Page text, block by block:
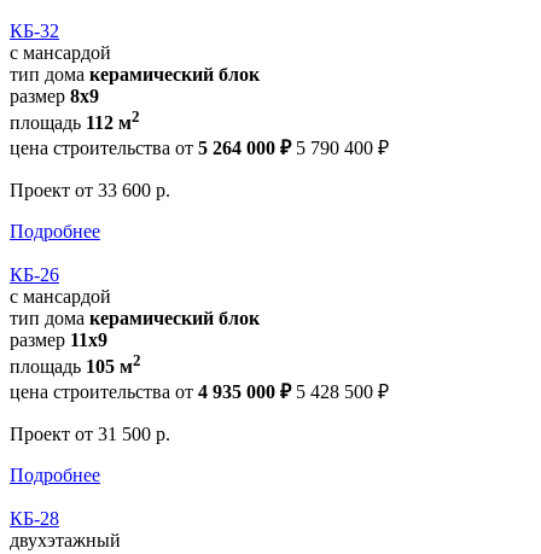
КБ-32
с мансардой
тип дома керамический блок
размер 8x9
площадь 112 м2
цена строительства от 5 264 000 ₽ 5 790 400 ₽
Проект от 33 600 р.
Подробнее
КБ-26
с мансардой
тип дома керамический блок
размер 11х9
площадь 105 м2
цена строительства от 4 935 000 ₽ 5 428 500 ₽
Проект от 31 500 р.
Подробнее
КБ-28
двухэтажный